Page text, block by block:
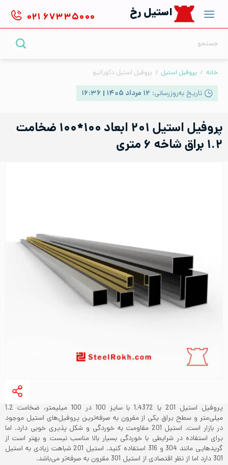
content
استیل رخ ۰۲۱ ۶۷۳۳۵۰۰۰
خانه / پروفیل استیل / پروفیل استیل دکوراتیو
تاریخ به‌روزرسانی: ۱۲ مرداد ۱۴۰۵ | ۱۶:۳۶
پروفیل استیل ۲۰۱ ابعاد ۱۰۰*۱۰۰ ضخامت
۱.۲ براق شاخه ۶ متری
پروفیل استیل 201 یا 1.4372 با سایز 100 در 100 میلیمتر، ضخامت 1.2
میلی‌متر و سطح براق یکی از مقرون به صرفه‌ترین پروفیل‌های استیل موجود
در بازار است. استیل 201 مقاومت به خوردگی و شکل پذیری خوبی دارد. اما
برای استفاده در شرایطی با خوردگی بسیار بالا مناسب نیست و بهتر است از
گریدهایی مانند 304 و 316 استفاده کنید. استیل 201 شباهت زیادی به استیل
301 دارد اما از نظر اقتصادی از استیل 301 مقرون به صرفه‌تر می‌باشد.